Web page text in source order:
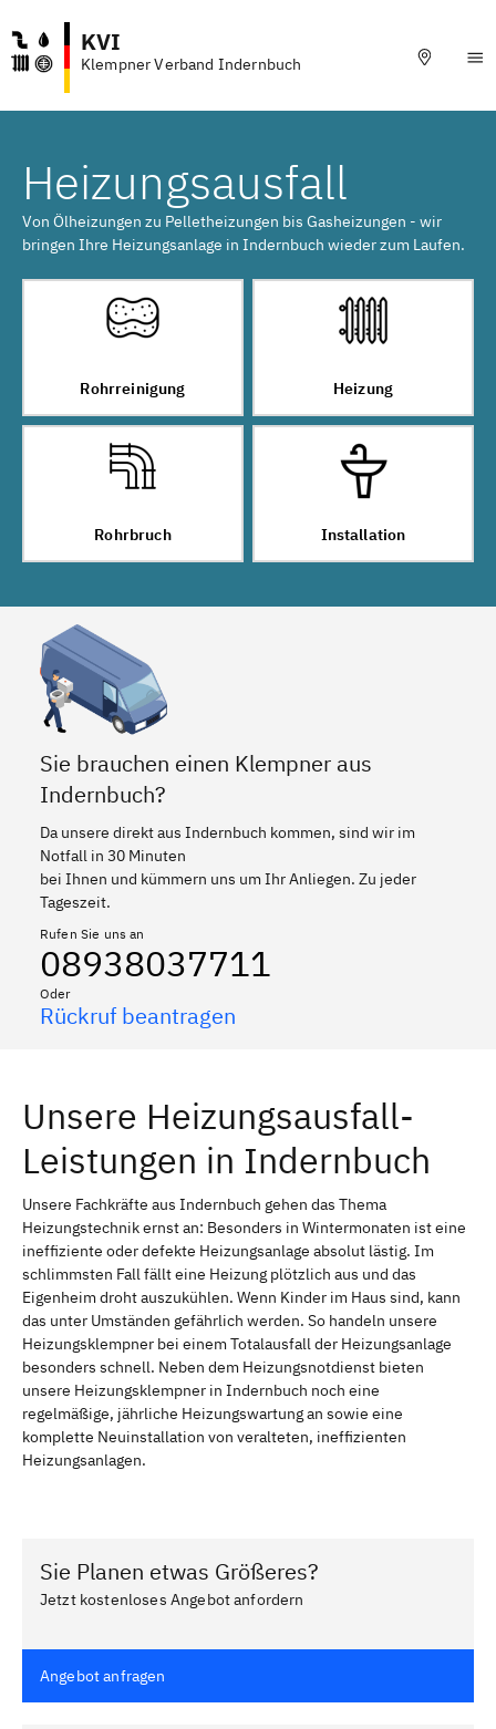
KVI
Klempner Verband Indernbuch
Heizungsausfall
Von Ölheizungen zu Pelletheizungen bis Gasheizungen - wir
bringen Ihre Heizungsanlage in Indernbuch wieder zum Laufen.
Rohrreinigung Heizung
Rohrbruch Installation
Sie brauchen einen Klempner aus
Indernbuch?
Da unsere direkt aus Indernbuch kommen, sind wir im
Notfall in 30 Minuten
bei Ihnen und kümmern uns um Ihr Anliegen. Zu jeder
Tageszeit.
Rufen Sie uns an
08938037711
Oder
Rückruf beantragen
Unsere Heizungsausfall-
Leistungen in Indernbuch
Unsere Fachkräfte aus Indernbuch gehen das Thema
Heizungstechnik ernst an: Besonders in Wintermonaten ist eine
ineffiziente oder defekte Heizungsanlage absolut lästig. Im
schlimmsten Fall fällt eine Heizung plötzlich aus und das
Eigenheim droht auszukühlen. Wenn Kinder im Haus sind, kann
das unter Umständen gefährlich werden. So handeln unsere
Heizungsklempner bei einem Totalausfall der Heizungsanlage
besonders schnell. Neben dem Heizungsnotdienst bieten
unsere Heizungsklempner in Indernbuch noch eine
regelmäßige, jährliche Heizungswartung an sowie eine
komplette Neuinstallation von veralteten, ineffizienten
Heizungsanlagen.
Sie Planen etwas Größeres?
Jetzt kostenloses Angebot anfordern
Angebot anfragen